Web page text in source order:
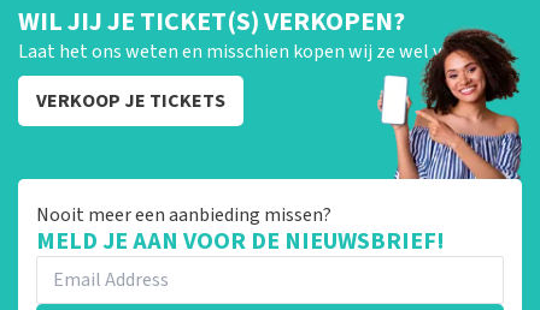
WIL JIJ JE TICKET(S) VERKOPEN?
Laat het ons weten en misschien kopen wij ze wel van je!
VERKOOP JE TICKETS
Nooit meer een aanbieding missen?
MELD JE AAN VOOR DE NIEUWSBRIEF!